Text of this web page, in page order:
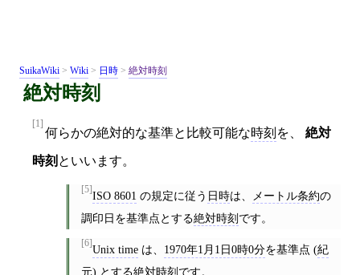
SuikaWiki > Wiki > 日時 > 絶対時刻
絶対時刻
[1]
何らかの絶対的な基準と比較可能な時刻 を、 絶対
時刻 といいます。
[5]ISO 8601 の規定に従う 日時は、 メートル条約の
調印日を基準点とする絶対時刻 です。
[6]Unix timeは、 1970年1月1日0時0分を基準点 (紀
元) とする絶対時刻 です。